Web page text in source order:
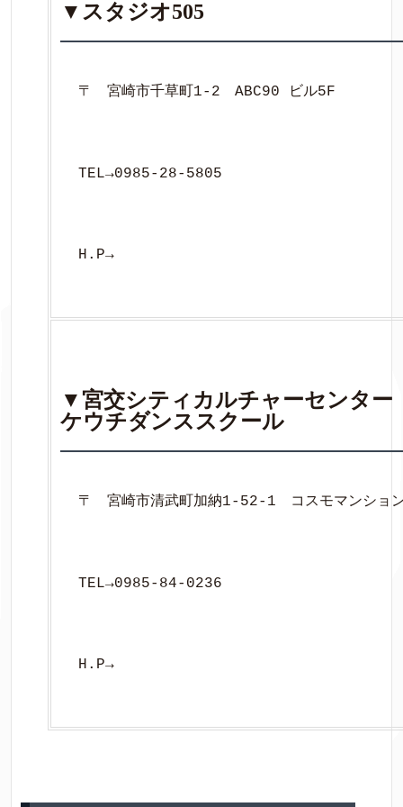
▼スタジオ505
〒　宮崎市千草町1-2　ABC90 ビル5F
TEL→0985-28-5805
H.P→
▼宮交シティカルチャーセンタ
ケウチダンススクール
〒　宮崎市清武町加納1-52-1　コスモマンショ
TEL→0985-84-0236
H.P→